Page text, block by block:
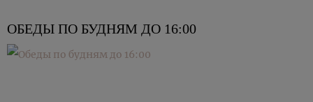
ОБЕДЫ ПО БУДНЯМ ДО 16:00